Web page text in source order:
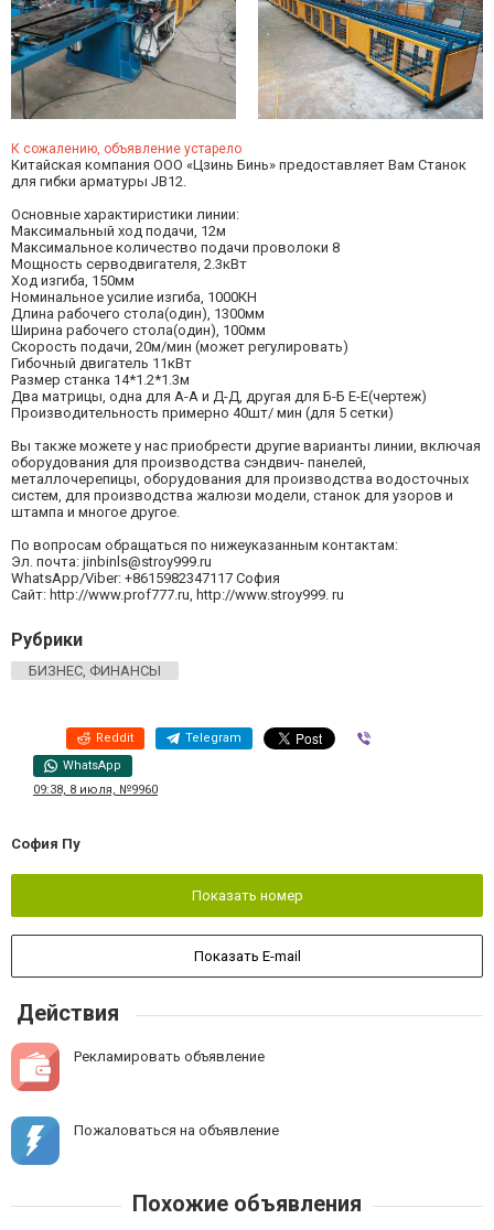
К сожалению, объявление устарело
Китайская компания ООО «Цзинь Бинь» предоставляет Вам Станок
для гибки арматуры JB12.
Основные характиристики линии:
Максимальный ход подачи, 12м
Максимальное количество подачи проволоки 8
Мощность серводвигателя, 2.3кВт
Ход изгиба, 150мм
Номинальное усилие изгиба, 1000КН
Длина рабочего стола(один), 1300мм
Ширина рабочего стола(один), 100мм
Скорость подачи, 20м/мин (может регулировать)
Гибочный двигатель 11кВт
Размер станка 14*1.2*1.3м
Два матрицы, одна для А-А и Д-Д, другая для Б-Б Е-Е(чертеж)
Производительность примерно 40шт/ мин (для 5 сетки)
Вы также можете у нас приобрести другие варианты линии, включая
оборудования для производства сэндвич- панелей,
металлочерепицы, оборудования для производства водосточных
систем, для производства жалюзи модели, станок для узоров и
штампа и многое другое.
По вопросам обращаться по нижеуказанным контактам:
Эл. почта: jinbinls@stroy999.ru
WhatsApp/Viber: +8615982347117 София
Сайт: http://www.prof777.ru, http://www.stroy999. ru
Рубрики
БИЗНЕС, ФИНАНСЫ
Reddit Telegram
WhatsApp
09:38, 8 июля, №9960
София Пу
Показать номер
Показать E-mail
Действия
Рекламировать объявление
Пожаловаться на объявление
Похожие объявления